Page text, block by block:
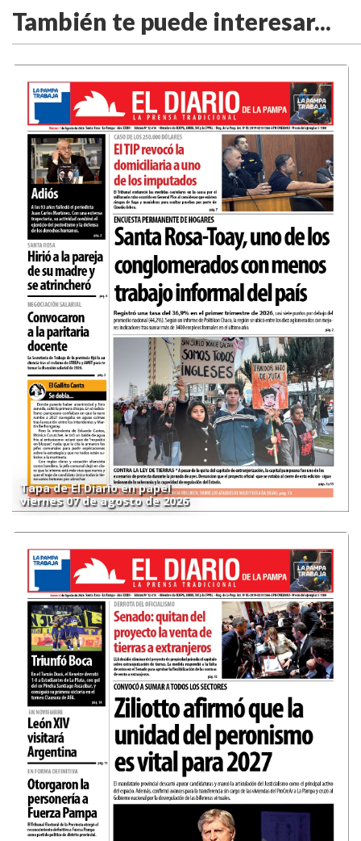
También te puede interesar...
Tapa de El Diario en papel
viernes 07 de agosto de 2026